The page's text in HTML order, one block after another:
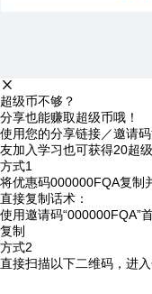
超级币不够？
分享也能赚取超级币哦！
使用您的分享链接／邀请
友加入学习也可获得20超
方式1
将优惠码000000FQA复制
直接复制话术：
使用邀请码“000000FQA”
复制
方式2
直接扫描以下二维码，进